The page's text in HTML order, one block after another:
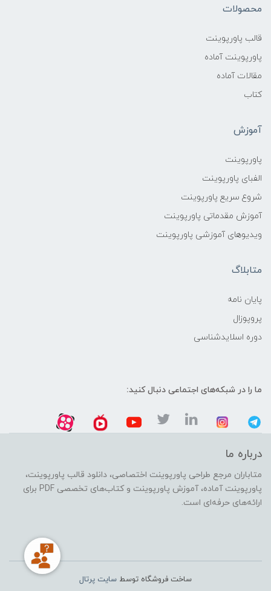
محصولات
قالب پاورپوینت
پاورپوینت آماده
مقالات آماده
کتاب
آموزش
پاورپوینت
الفبای پاورپوینت
شروع سریع پاورپوینت
آموزش مقدماتی پاورپوینت
ویدیوهای آموزشی پاورپوینت
متابلاگ
پایان نامه
پروپوزال
دوره اسلایدشناسی
ما را در شبکه‌های اجتماعی دنبال کنید:
درباره ما
متاباران مرجع طراحی پاورپوینت اختصاصی، دانلود قالب پاورپوینت،
پاورپوینت آماده، آموزش پاورپوینت و کتاب‌های تخصصی PDF برای
ارائه‌های حرفه‌ای است.
ساخت فروشگاه توسط سایت پرتال